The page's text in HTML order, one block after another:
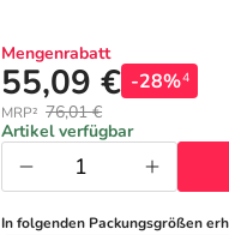
Mengenrabatt
55,09 € -28%4
MRP² 76,01 €
Artikel verfügbar
In folgenden Packungsgrößen